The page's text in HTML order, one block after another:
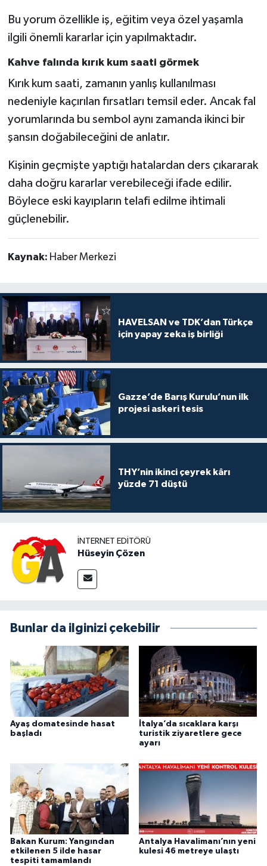
Bu yorum özellikle iş, eğitim veya özel yaşamla
ilgili önemli kararlar için yapılmaktadır.
Kahve falında kırık kum saati görmek
Kırık kum saati, zamanın yanlış kullanılması
nedeniyle kaçırılan fırsatları temsil eder. Ancak fal
yorumlarında bu sembol aynı zamanda ikinci bir
şansın doğabileceğini de anlatır.
Kişinin geçmişte yaptığı hatalardan ders çıkararak
daha doğru kararlar verebileceği ifade edilir.
Böylece eski kayıpların telafi edilme ihtimali
güçlenebilir.
Kaynak: Haber Merkezi
HAVELSAN ve TDK’dan Türkçe
için yapay zeka iş birliği
Gazze’de Barış Kurulu’nun ilk
projesi askeri tesis
THY’nin ikinci çeyrek kârı
yüzde 71 düştü
İNTERNET EDITÖRÜ
Hüseyin Çözen
Bunlar da ilginizi çekebilir
Ayaş domatesinde hasat
başladı
İtalya’da sıcaklara karşı
turistik ziyaretlere gece
ayarı
Bakan Kurum: Yangından
etkilenen 5 ilde hasar
tespiti tamamlandı
Antalya Havalimanı’nın yeni
kulesi 46 metreye ulaştı